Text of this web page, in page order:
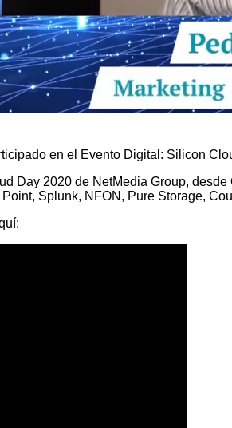
en el Evento Digital: Silicon
Day 2020 de NetMedia Group,
Splunk, NFON, Pure Storage,